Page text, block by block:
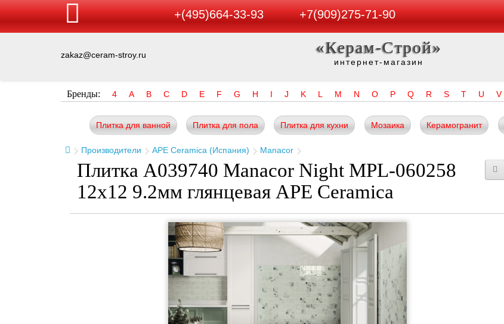
+(495)664-33-93 +7(909)275-71-90
zakaz@ceram-stroy.ru «Керам-Строй»
интернет-магазин
Бренды: 4 A B C D E F G H I J K L M N O P Q R S T U V
Плитка для ванной Плитка для пола Плитка для кухни Мозаика Керамогранит
Производители APE Ceramica (Испания) Manacor
Плитка A039740 Manacor Night MPL-060258
12x12 9.2мм глянцевая APE Ceramica